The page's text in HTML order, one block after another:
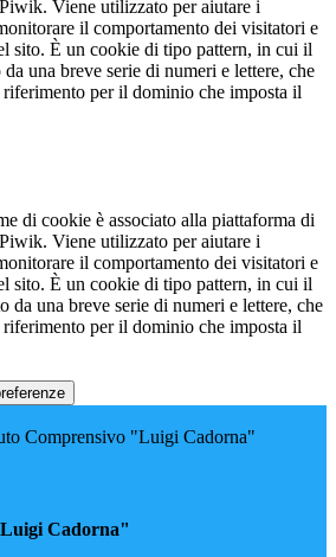
Viene utilizzato per aiutare i
il comportamento dei visitatori e
sito. È un cookie di tipo pattern, in cui il
una breve serie di numeri e lettere, che
per il dominio che imposta il
di cookie è associato alla piattaforma di
Viene utilizzato per aiutare i
il comportamento dei visitatori e
sito. È un cookie di tipo pattern, in cui il
da una breve serie di numeri e lettere, che
per il dominio che imposta il
Comprensivo "Luigi Cadorna"
Cadorna"